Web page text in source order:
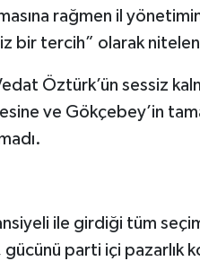
rağmen il
bir tercih” olarak
Öztürk’ün sessiz
ve Gökçebey’in
ile girdiği tüm
gücünü parti içi